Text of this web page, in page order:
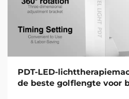
PDT-LED-
de beste golflengte voor